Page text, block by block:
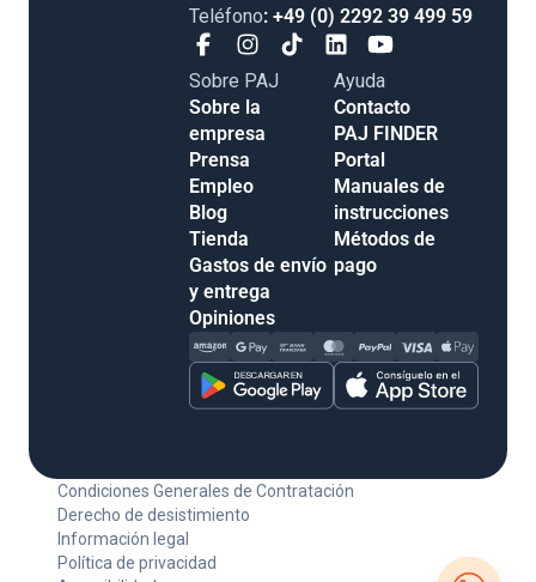
16:00
Teléfono: +49 (0) 2292 39 499 59
Sobre PAJ
Sobre la empresa
Prensa
Empleo
Blog
Tienda
Gastos de envío y
entrega
Opiniones
Ayuda
Contacto
PAJ FINDER
Portal
Manuales de
instrucciones
Métodos de pago
Condiciones Generales de Contratación
Derecho de desistimiento
Información legal
Política de privacidad